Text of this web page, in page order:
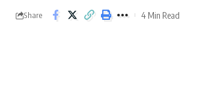
Share 4 Min Read